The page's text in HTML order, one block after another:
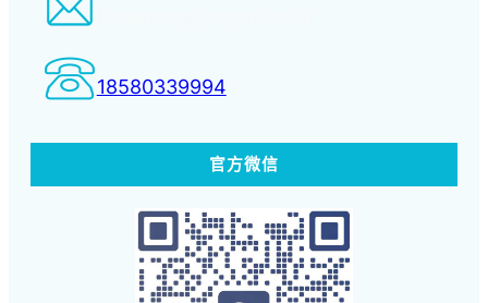
18580339994
官方微信